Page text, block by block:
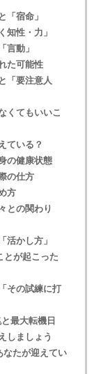
「宿命」
知性・力」
言動」
た可能性
「要注意人
くてもいいこ
ている？
の健康状態
の仕方
方
との関わり
活かし方」
とが起こった
その試練に打
最大転機日
しましょう
なたが迎えてい